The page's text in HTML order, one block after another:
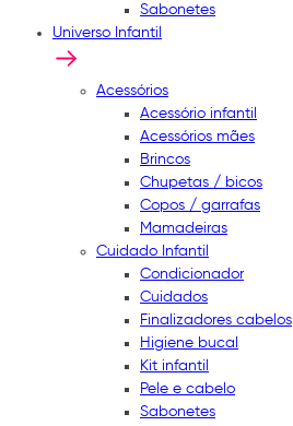
Sabonetes
Universo Infantil
Acessórios
Acessório infantil
Acessórios mães
Brincos
Chupetas / bicos
Copos / garrafas
Mamadeiras
Cuidado Infantil
Condicionador
Cuidados
Finalizadores cabelos
Higiene bucal
Kit infantil
Pele e cabelo
Sabonetes